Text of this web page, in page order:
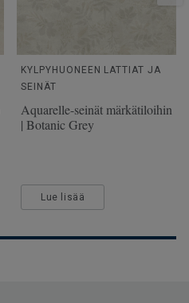
Soveltuu (korkeintaan 27°C)
0.35
KYLPYHUONEEN LATTIAT JA
SEINÄT
Aquarelle-seinät märkätiloihin
| Botanic Grey
Lue lisää